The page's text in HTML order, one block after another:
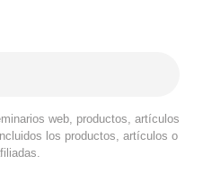
web, productos, artículos
los productos, artículos o